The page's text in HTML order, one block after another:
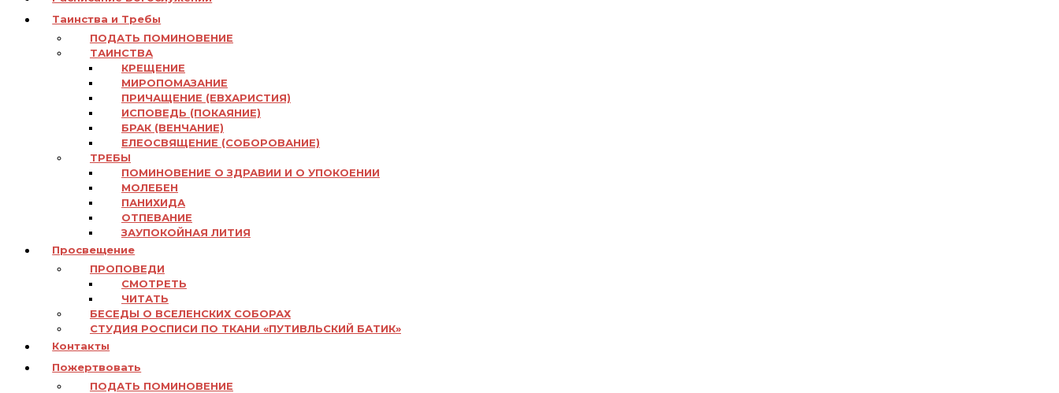
Таинства и Требы
ПОДАТЬ ПОМИНОВЕНИЕ
ТАИНСТВА
КРЕЩЕНИЕ
МИРОПОМАЗАНИЕ
ПРИЧАЩЕНИЕ (ЕВХАРИСТИЯ)
ИСПОВЕДЬ (ПОКАЯНИЕ)
БРАК (ВЕНЧАНИЕ)
ЕЛЕОСВЯЩЕНИЕ (СОБОРОВАНИЕ)
ТРЕБЫ
ПОМИНОВЕНИЕ О ЗДРАВИИ И О УПОКОЕНИИ
МОЛЕБЕН
ПАНИХИДА
ОТПЕВАНИЕ
ЗАУПОКОЙНАЯ ЛИТИЯ
Просвещение
ПРОПОВЕДИ
СМОТРЕТЬ
ЧИТАТЬ
БЕСЕДЫ О ВСЕЛЕНСКИХ СОБОРАХ
СТУДИЯ РОСПИСИ ПО ТКАНИ «ПУТИВЛЬСКИЙ БАТИК»
Контакты
Пожертвовать
ПОДАТЬ ПОМИНОВЕНИЕ